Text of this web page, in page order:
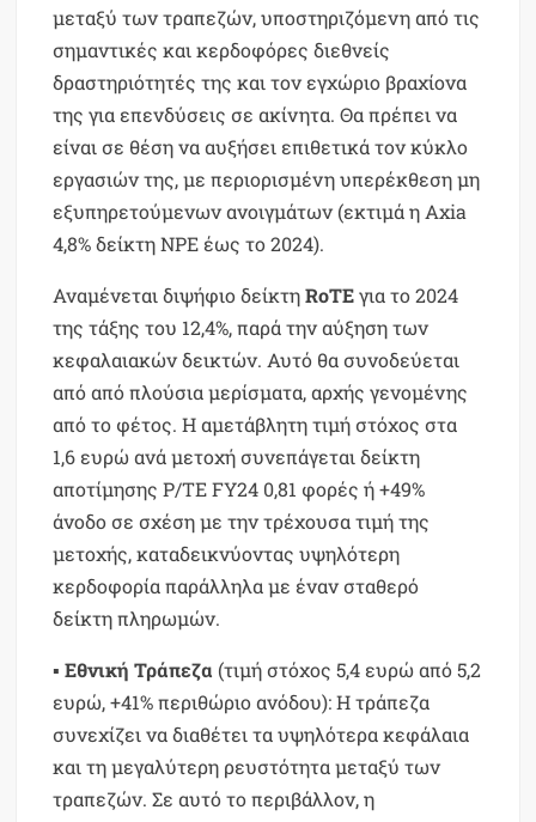
μεταξύ των τραπεζών, υποστηριζόμενη από τις
σημαντικές και κερδοφόρες διεθνείς
δραστηριότητές της και τον εγχώριο βραχίονα
της για επενδύσεις σε ακίνητα. Θα πρέπει να
είναι σε θέση να αυξήσει επιθετικά τον κύκλο
εργασιών της, με περιορισμένη υπερέκθεση μη
εξυπηρετούμενων ανοιγμάτων (εκτιμά η Axia
4,8% δείκτη NPE έως το 2024).
Αναμένεται διψήφιο δείκτηRoTEγια το 2024
της τάξης του 12,4%, παρά την αύξηση των
κεφαλαιακών δεικτών. Αυτό θα συνοδεύεται
από από πλούσια μερίσματα, αρχής γενομένης
από το φέτος. Η αμετάβλητη τιμή στόχος στα
1,6 ευρώ ανά μετοχή συνεπάγεται δείκτη
αποτίμησης P/TE FY24 0,81 φορές ή +49%
άνοδο σε σχέση με την τρέχουσα τιμή της
μετοχής, καταδεικνύοντας υψηλότερη
κερδοφορία παράλληλα με έναν σταθερό
δείκτη πληρωμών.
▪Εθνική Τράπεζα (τιμή στόχος 5,4 ευρώ από 5,2
ευρώ, +41% περιθώριο ανόδου): Η τράπεζα
συνεχίζει να διαθέτει τα υψηλότερα κεφάλαια
και τη μεγαλύτερη ρευστότητα μεταξύ των
τραπεζών. Σε αυτό το περιβάλλον, η